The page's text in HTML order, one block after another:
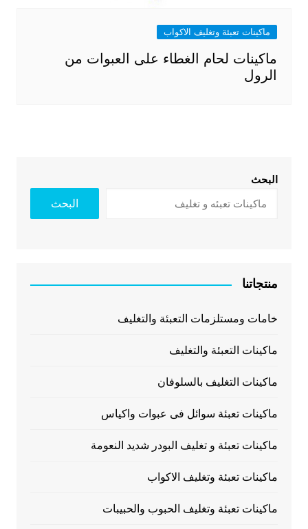
ماكينات تعبئة وتغليف الاكواب
ماكينات لحام الغطاء على العبوات من
الرول
البحث
البحث
منتجاتنا
خامات ومستلزمات التعبئة والتغليف
ماكينات التعبئة والتغليف
ماكينات التغليف بالسلوفان
ماكينات تعبئة سوائل فى عبوات واكياس
ماكينات تعبئة و تغليف البودر شديد النعومة
ماكينات تعبئة وتغليف الاكواب
ماكينات تعبئة وتغليف الحبوب والحبيبات